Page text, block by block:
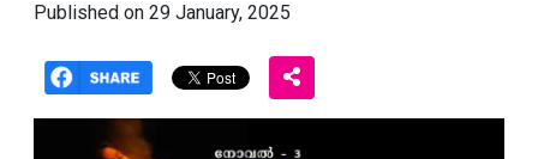
Published on 29 January, 2025